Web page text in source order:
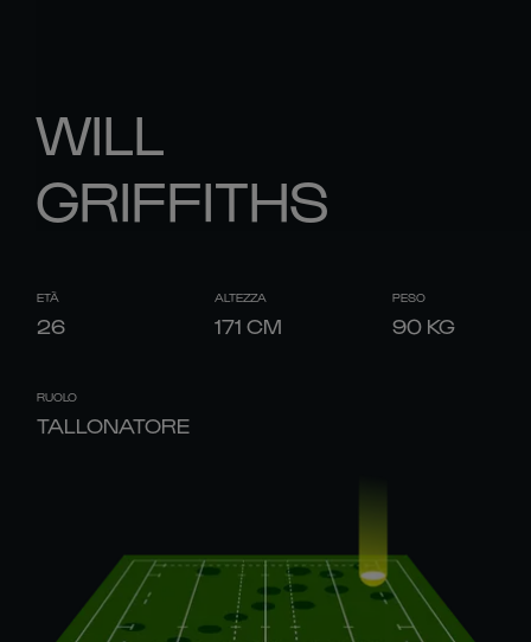
WILL
GRIFFITHS
ETÀ
26
ALTEZZA
171 CM
PESO
90 KG
RUOLO
TALLONATORE